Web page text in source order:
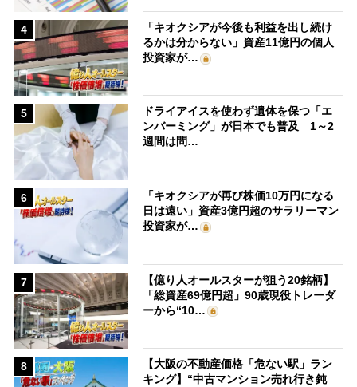
4
「キオクシアが今後も利益を出し続け
るかは分からない」資産11億円の個人
投資家が…
5
ドライアイスを使わず遺体を保つ「エ
ンバーミング」が日本でも普及 1～2
週間は問…
6
「キオクシアが再び株価10万円になる
日は遠い」資産3億円超のサラリーマン
投資家が…
7
【億り人オールスターが狙う20銘柄】
「総資産69億円超」90歳現役トレーダ
ーから“10…
8
【大阪の不動産価格「危ない駅」ラン
キング】“中古マンション売れ行き鈍